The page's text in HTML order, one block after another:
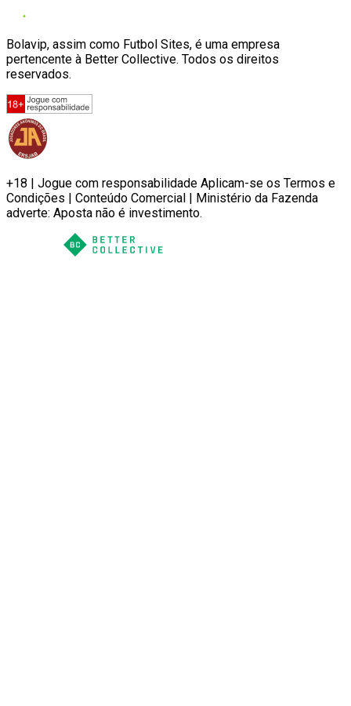
Bolavip, assim como Futbol Sites, é uma empresa
pertencente à Better Collective. Todos os direitos
reservados.
+18 | Jogue com responsabilidade Aplicam-se os Termos e
Condições | Conteúdo Comercial | Ministério da Fazenda
adverte: Aposta não é investimento.